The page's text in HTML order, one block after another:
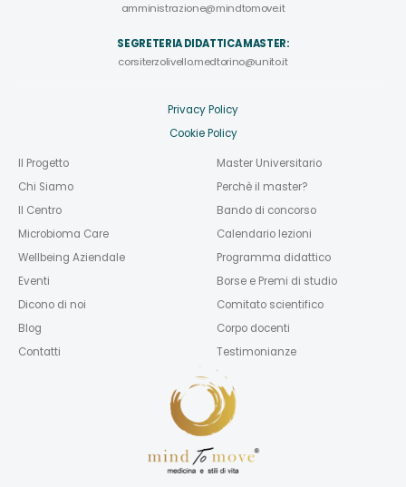
amministrazione@mindtomove.it
SEGRETERIA DIDATTICA MASTER:
corsiterzolivello.medtorino@unito.it
Privacy Policy
Cookie Policy
Il Progetto
Chi Siamo
Il Centro
Microbioma Care
Wellbeing Aziendale
Eventi
Dicono di noi
Blog
Contatti
Master Universitario
Perchè il master?
Bando di concorso
Calendario lezioni
Programma didattico
Borse e Premi di studio
Comitato scientifico
Corpo docenti
Testimonianze